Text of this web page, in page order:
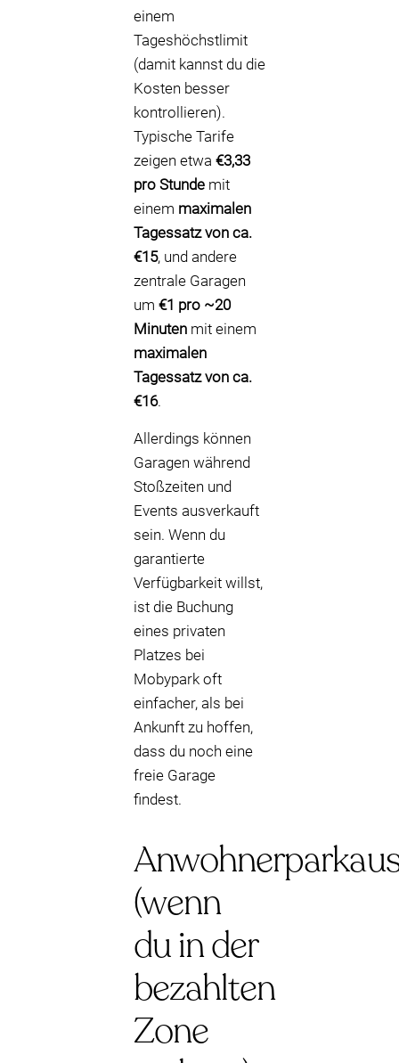
einem
Tageshöchstlimit
(damit kannst du die
Kosten besser
kontrollieren).
Typische Tarife
zeigen etwa €3,33
pro Stunde mit
einem maximalen
Tagessatz von ca.
€15, und andere
zentrale Garagen
um €1 pro ~20
Minuten mit einem
maximalen
Tagessatz von ca.
€16.
Allerdings können
Garagen während
Stoßzeiten und
Events ausverkauft
sein. Wenn du
garantierte
Verfügbarkeit willst,
ist die Buchung
eines privaten
Platzes bei
Mobypark oft
einfacher, als bei
Ankunft zu hoffen,
dass du noch eine
freie Garage
findest.
(wenn
du in der
bezahlten
Zone